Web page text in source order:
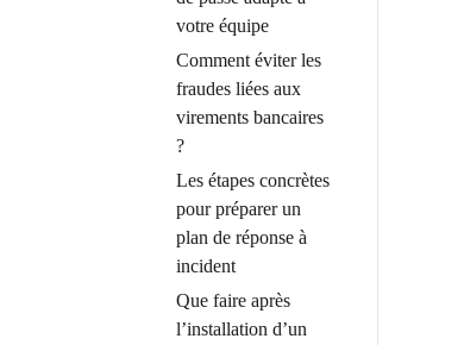
votre équipe
Comment éviter les
fraudes liées aux
virements bancaires
?
Les étapes concrètes
pour préparer un
plan de réponse à
incident
Que faire après
l’installation d’un